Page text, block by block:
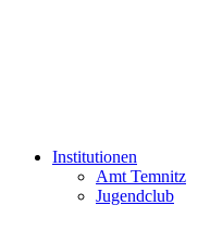
Institutionen
Amt Temnitz
Jugendclub